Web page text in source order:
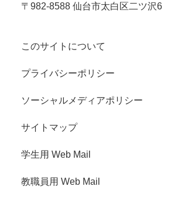
〒982-8588 仙台市太白区二ツ沢6
このサイトについて
プライバシーポリシー
ソーシャルメディアポリシー
サイトマップ
学生用 Web Mail
教職員用 Web Mail